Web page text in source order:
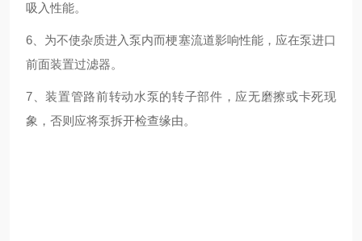
吸入性能。
6、为不使杂质进入泵内而梗塞流道影响性能，应在泵进口
前面装置过滤器。
7、装置管路前转动水泵的转子部件，应无磨擦或卡死现
象，否则应将泵拆开检查缘由。